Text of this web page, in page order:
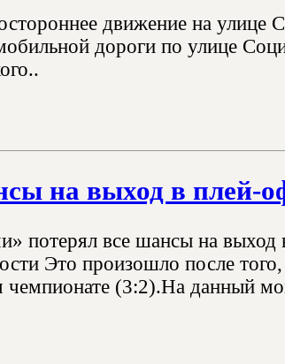
движение на улице
дороги по улице
на выход в плей-
потерял все шансы на
Это произошло после того,
чемпионате (3:2).На данный